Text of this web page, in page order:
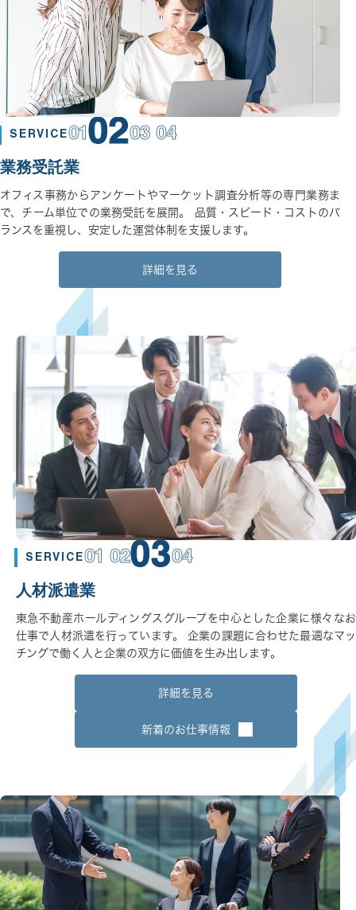
SERVICE010203 04
業務受託業
オフィス事務からアンケートやマーケット調査分析等の専門業務ま
で、チーム単位での業務受託を展開。 品質・スピード・コストのバ
ランスを重視し、安定した運営体制を支援します。
詳細を見る
SERVICE01 020304
人材派遣業
東急不動産ホールディングスグループを中心とした企業に様々なお
仕事で人材派遣を行っています。 企業の課題に合わせた最適なマッ
チングで働く人と企業の双方に価値を生み出します。
詳細を見る
新着のお仕事情報